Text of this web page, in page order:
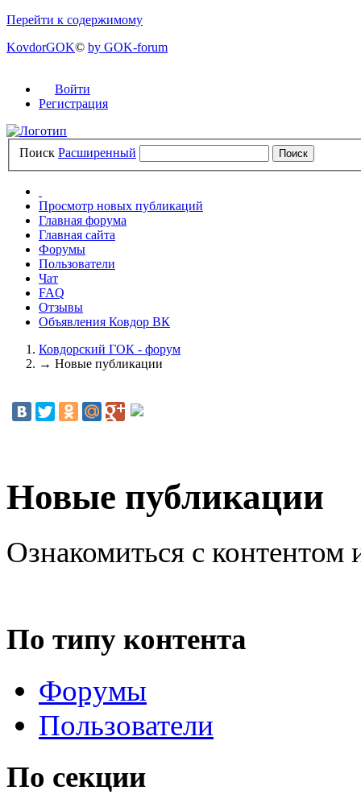
Перейти к содержимому
KovdorGOK© by GOK-forum
Войти
Регистрация
Поиск Расширенный
Просмотр новых публикаций
Главная форума
Главная сайта
Форумы
Пользователи
Чат
FAQ
Отзывы
Объявления Ковдор ВК
Ковдорский ГОК - форум
→ Новые публикации
Новые публикации
Ознакомиться с контентом
По типу контента
Форумы
Пользователи
По секции